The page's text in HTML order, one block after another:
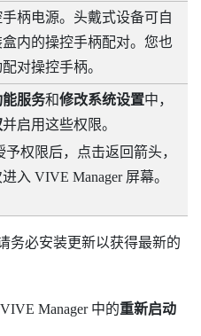
柄电源。头戴式设备可自
内的操控手柄配对。您也
对操控手柄。
服务和修改系统设置中，
并启用这些权限。
予权限后，点击返回箭头，
入 VIVE Manager屏幕。
务必安装更新以获得最新的
VIVE Manager中的重新启动